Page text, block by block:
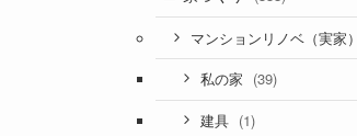
マンションリノベ（実家）
私の家 (39)
建具 (1)